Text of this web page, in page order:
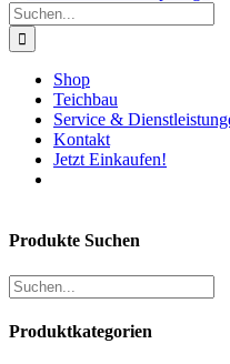
Suche
nach:
Shop
Teichbau
Service &
Kontakt
Jetzt Einkaufen!
Produkte Suchen
Produktkategorien